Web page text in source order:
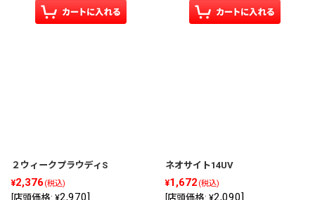
２ウィークプラウディS
¥2,376 (税込)
店頭価格: ¥2,970]
ネオサイト14UV
¥1,672 (税込)
店頭価格: ¥2,090]